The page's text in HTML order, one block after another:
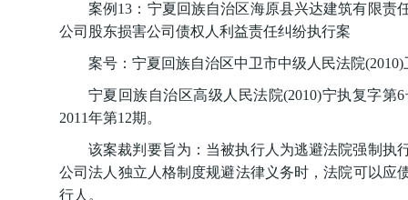
案例13：宁夏回族自治区海原县兴达建筑有限责
公司股东损害公司债权人利益责任纠纷执行案
案号：宁夏回族自治区中卫市中级人民法院
宁夏回族自治区高级人民法院(2010)宁执复字第
2011年第12期。
该案裁判要旨为：当被执行人为逃避法院强制执
公司法人独立人格制度规避法律义务时，法院可以应
行人。